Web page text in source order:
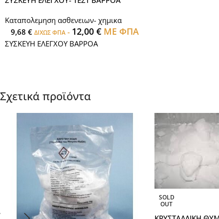
Καταπολεμηση ασθενειων- χημικα
9,68 € ΔΙΧΩΣ ΦΠΑ- 12,00 €ΜΕ ΦΠΑ
ΣΥΣΚΕΥΗ ΕΛΕΓΧΟΥ ΒΑΡΡΟΑ
Σχετικά προϊόντα
SOLD
OUT